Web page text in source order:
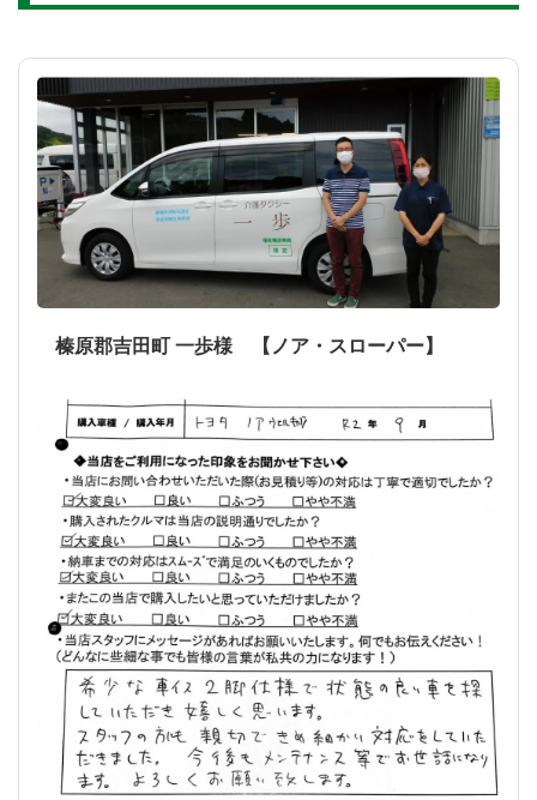
榛原郡吉田町 一歩様 【ノア・スローパー】